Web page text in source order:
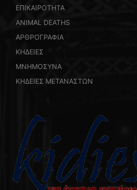
ΕΠΙΚΑΙΡΟΤΗΤΑ
ANIMAL DEATHS
ΑΡΘΡΟΓΡΑΦΙΑ
ΚΗΔΕΙΕΣ
ΜΝΗΜΟΣΥΝΑ
ΚΗΔΕΙΕΣ ΜΕΤΑΝΑΣΤΩΝ